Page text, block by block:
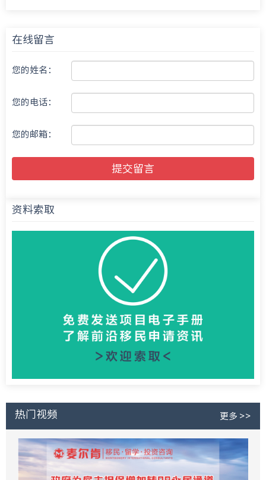
在线留言
您的姓名：
您的电话：
您的邮箱：
提交留言
资料索取
热门视频 更多 >>